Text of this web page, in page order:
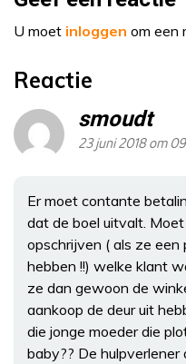
U moet inloggen om een
Reactie
smoudt
23 juni 2018 om
Er moet contante
dat de boel uitvalt.
opschrijven ( als ze
hebben !!) welke klant
ze dan gewoon de
aankoop de deur uit
die jonge moeder die
baby?? De